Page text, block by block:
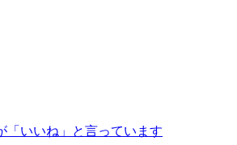
「いいね」と言っています